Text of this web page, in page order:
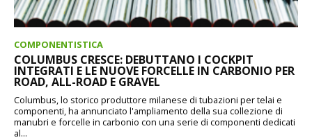
COMPONENTISTICA
COLUMBUS CRESCE: DEBUTTANO I COCKPIT
INTEGRATI E LE NUOVE FORCELLE IN CARBONIO PER
ROAD, ALL-ROAD E GRAVEL
Columbus, lo storico produttore milanese di tubazioni per telai e
componenti, ha annunciato l'ampliamento della sua collezione di
manubri e forcelle in carbonio con una serie di componenti dedicati
al...